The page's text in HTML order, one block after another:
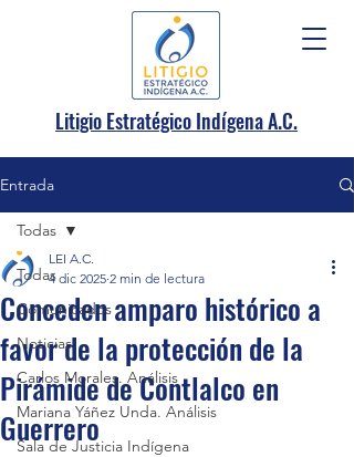
Litigio Estratégico Indígena A.C.
Entrada
Todas
Comunicados
Noticias
Carlos Morales. Análisis
Mariana Yáñez Unda. Análisis
Sala de Justicia Indígena
Todas
Conceden amparo histórico a
favor de la protección de la
Pirámide de Contlalco en
Guerrero
LEI A.C.
4 dic 2025 2 min de lectura